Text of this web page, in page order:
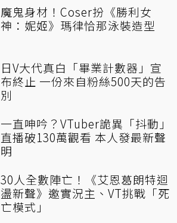
魔鬼身材！Coser扮《勝利女
神：妮姬》瑪律恰那泳裝造型
日V大代真白「畢業計數器」宣
布終止 一份來自粉絲500天的告
別
一直呻吟？VTuber詭異「抖動」
直播破130萬觀看 本人發最新聲
明
30人全數陣亡！《艾恩葛朗特迴
盪新聲》邀實況主、VT挑戰「死
亡模式」